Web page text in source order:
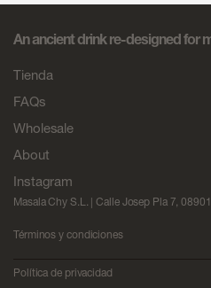
An ancient drink re-designed for
Tienda
FAQs
Wholesale
About
Instagram
Masala Chy S.L. | Calle Josep Pla 7,
Términos y condiciones
Política de privacidad